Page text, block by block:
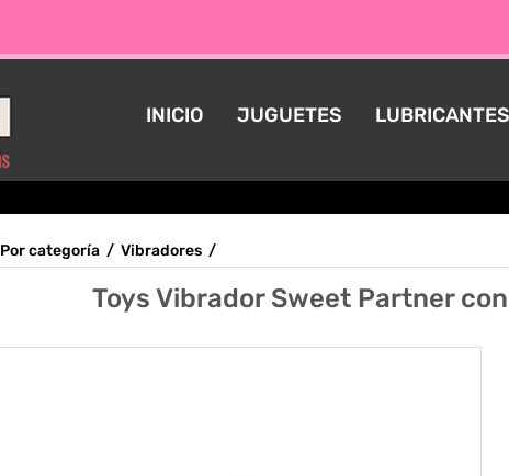
INICIO JUGUETES
Por categoría / Vibradores /
Toys Vibrador Sweet Partner